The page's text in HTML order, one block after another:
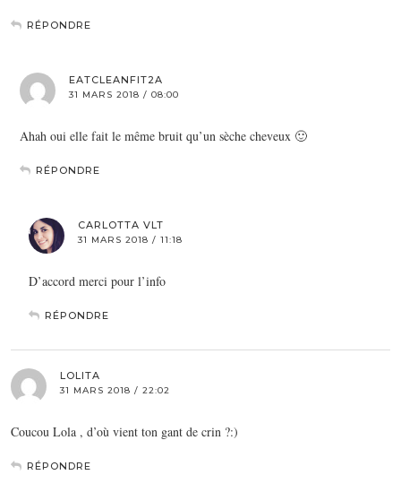
RÉPONDRE
EATCLEANFIT2A
31 MARS 2018 / 08:00
Ahah oui elle fait le même bruit qu’un sèche cheveux 🙂
RÉPONDRE
CARLOTTA VLT
31 MARS 2018 / 11:18
D’accord merci pour l’info
RÉPONDRE
LOLITA
31 MARS 2018 / 22:02
Coucou Lola , d’où vient ton gant de crin ?:)
RÉPONDRE